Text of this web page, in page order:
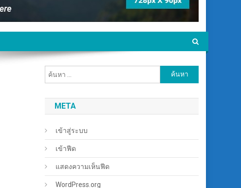
ค้นหา
สำหรับ:
META
เข้าสู่ระบบ
เข้าฟีด
แสดงความเห็นฟีด
WordPress.org